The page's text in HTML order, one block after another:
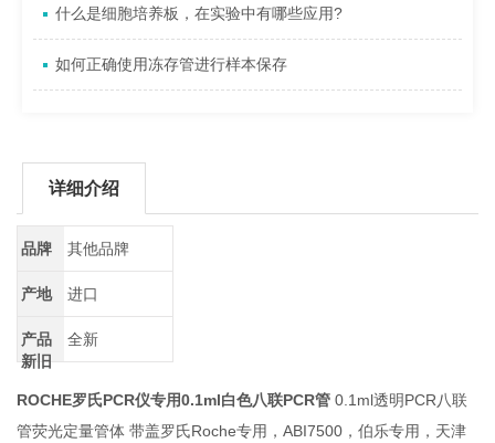
什么是细胞培养板，在实验中有哪些应用?
如何正确使用冻存管进行样本保存
详细介绍
品牌 其他品牌
产地 进口
产品
新旧
全新
ROCHE罗氏PCR仪专用0.1ml白色八联PCR管 0.1ml透明PCR八联
管荧光定量管体 带盖罗氏Roche专用，ABI7500，伯乐专用，天津